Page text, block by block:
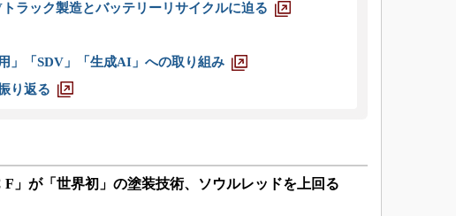
ラック製造とバッテリーリサイクルに迫る
」「SDV」「生成AI」への取り組み
り返る
F」が「世界初」の塗装技術、ソウルレッドを上回る